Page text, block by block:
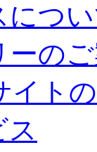
につ
ーの
イト